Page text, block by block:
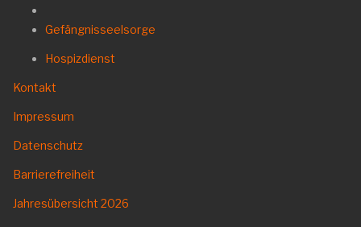
Gefängnisseelsorge
Hospizdienst
Kontakt
Impressum
Datenschutz
Barrierefreiheit
Jahresübersicht 2026